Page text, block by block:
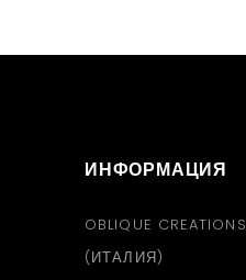
ИНФОРМАЦИЯ
OBLIQUE CREATIONS
(ИТАЛИЯ)